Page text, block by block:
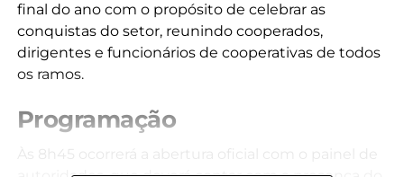
final do ano com o propósito de celebrar as
conquistas do setor, reunindo cooperados,
dirigentes e funcionários de cooperativas de todos
os ramos.
Programação
Às 8h45 ocorrerá a abertura oficial com o painel de